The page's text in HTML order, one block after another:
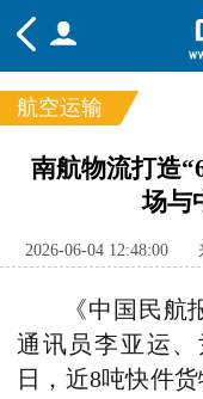
频道
要闻
航图
航空运输
南航物流打造
场与
2026-06-04 12:48:00
《中国民
通讯员李亚运、
日，近8吨快件